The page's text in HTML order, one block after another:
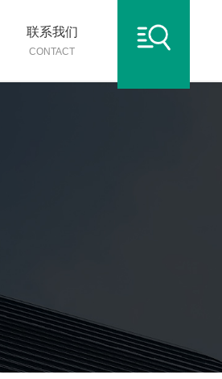
联系我们
CONTACT